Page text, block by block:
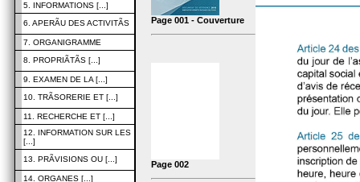
5. INFORMATIONS [...]
6. APERÃU DES ACTIVITÃS
7. ORGANIGRAMME
8. PROPRIÃTÃS [...]
9. EXAMEN DE LA [...]
10. TRÃSORERIE ET [...]
11. RECHERCHE ET [...]
12. INFORMATION SUR LES
[...]
13. PRÃVISIONS OU [...]
14. ORGANES [...]
Page 001 - Couverture
Page 002